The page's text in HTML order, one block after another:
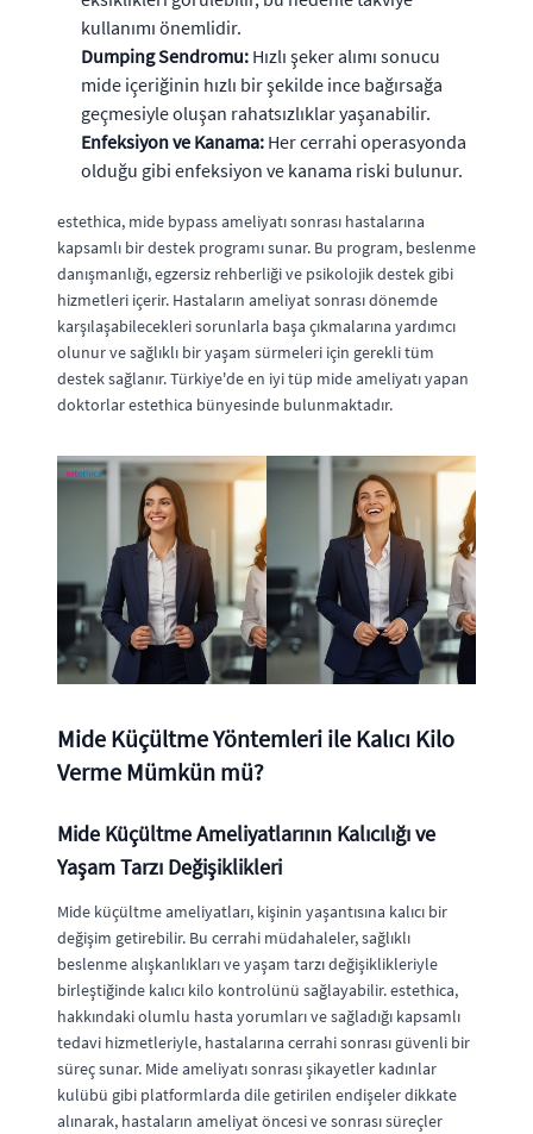
kullanımı önemlidir.
Dumping Sendromu: Hızlı şeker alımı sonucu
mide içeriğinin hızlı bir şekilde ince bağırsağa
geçmesiyle oluşan rahatsızlıklar yaşanabilir.
Enfeksiyon ve Kanama: Her cerrahi operasyonda
olduğu gibi enfeksiyon ve kanama riski bulunur.
estethica, mide bypass ameliyatı sonrası hastalarına
kapsamlı bir destek programı sunar. Bu program, beslenme
danışmanlığı, egzersiz rehberliği ve psikolojik destek gibi
hizmetleri içerir. Hastaların ameliyat sonrası dönemde
karşılaşabilecekleri sorunlarla başa çıkmalarına yardımcı
olunur ve sağlıklı bir yaşam sürmeleri için gerekli tüm
destek sağlanır. Türkiye'de en iyi tüp mide ameliyatı yapan
doktorlar estethica bünyesinde bulunmaktadır.
Mide Küçültme Yöntemleri ile Kalıcı Kilo
Verme Mümkün mü?
Mide Küçültme Ameliyatlarının Kalıcılığı ve
Yaşam Tarzı Değişiklikleri
Mide küçültme ameliyatları, kişinin yaşantısına kalıcı bir
değişim getirebilir. Bu cerrahi müdahaleler, sağlıklı
beslenme alışkanlıkları ve yaşam tarzı değişiklikleriyle
birleştiğinde kalıcı kilo kontrolünü sağlayabilir. estethica,
hakkındaki olumlu hasta yorumları ve sağladığı kapsamlı
tedavi hizmetleriyle, hastalarına cerrahi sonrası güvenli bir
süreç sunar. Mide ameliyatı sonrası şikayetler kadınlar
kulübü gibi platformlarda dile getirilen endişeler dikkate
alınarak, hastaların ameliyat öncesi ve sonrası süreçler